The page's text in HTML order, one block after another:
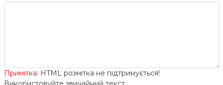
Примітка: HTML розмітка не підтримується!